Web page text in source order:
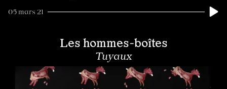
05 mars 21
Les hommes-boîtes
Tuyaux